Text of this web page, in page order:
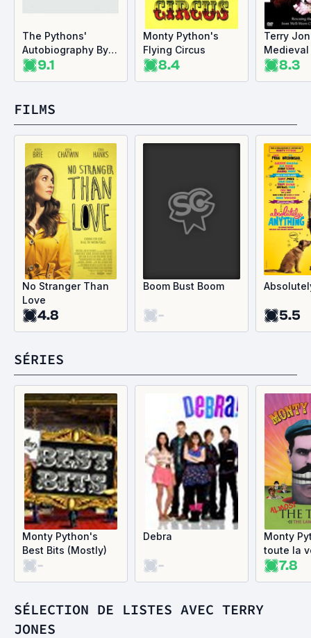
The Pythons'
Autobiography By
The Pythons
9.1
Monty Python's
Flying Circus
8.4
Terry
Medieval
8.3
FILMS
No Stranger Than
Love
4.8
Boom Bust Boom
- 5.5
SÉRIES
Monty Python's
Best Bits (Mostly)
-
Debra
-
Monty
toute la
presque
7.8
SÉLECTION DE LISTES AVEC TERRY
JONES